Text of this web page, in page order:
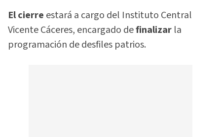
El cierre estará a cargo del Instituto Central
Vicente Cáceres, encargado definalizar la
programación de desfiles patrios.